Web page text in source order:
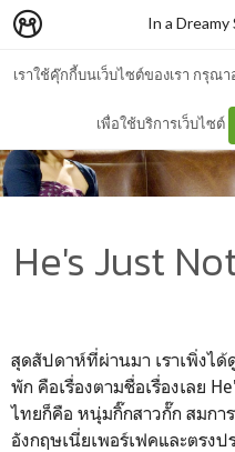
เราใช้คุ๊กกี้บนเว็บไซต์ของเรา กรุณ
เพื่อใช้บริการเว็บไซต์
In a
He's Just
สุดสัปดาห์ที่ผ่านมา เราเพิ่งไ
พัก คือเรื่องตามชื่อเรื่องเลย
ไทยก็คือ หนุ่มกิ๊กสาวกั๊ก สมกา
อังกฤษเนี่ยเพอร์เฟคและตรง